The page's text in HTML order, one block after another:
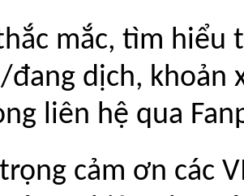
mắc, tìm hiểu
đang dịch, khoản
liên hệ qua
cảm ơn các